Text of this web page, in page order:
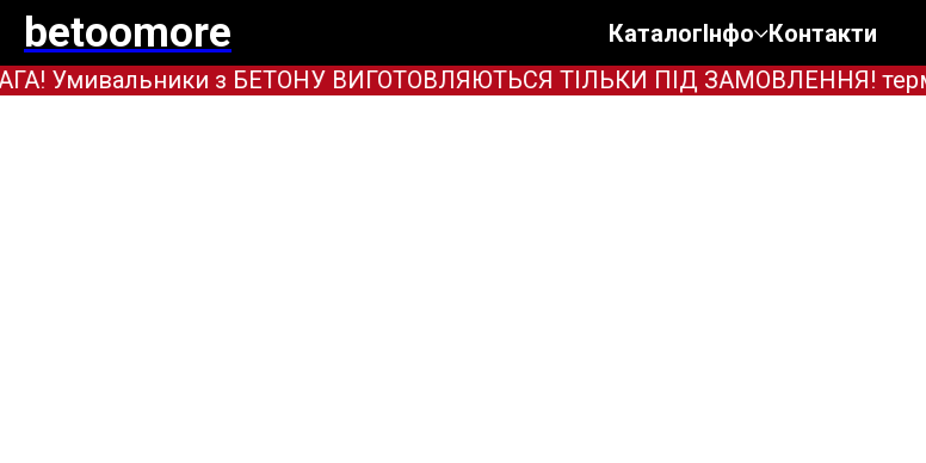
betoomore КаталогІнфо Контакти
Умивальники з БЕТОНУ ВИГОТОВЛЯЮТЬСЯ ТІЛЬКИ ПІД ЗАМОВЛЕННЯ! термін